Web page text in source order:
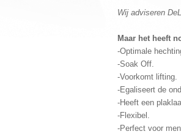
Wij adviseren
Maar het heeft
-Optimale
-Soak Off.
-Voorkomt lifting.
-Egaliseert de
-Heeft een
-Flexibel.
-Perfect voor